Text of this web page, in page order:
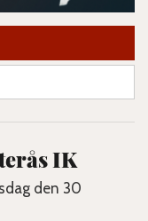
IK
den 30